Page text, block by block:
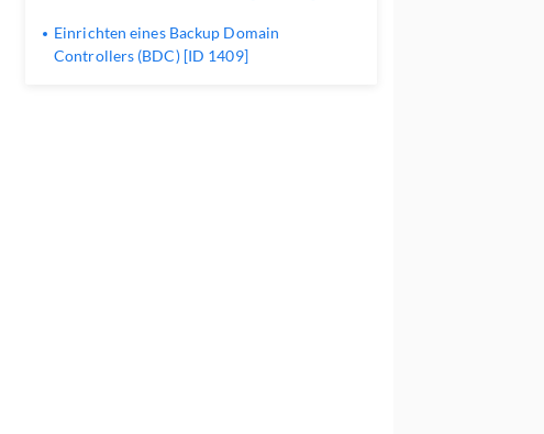
Einrichten eines Backup Domain
Controllers (BDC) [ID 1409]